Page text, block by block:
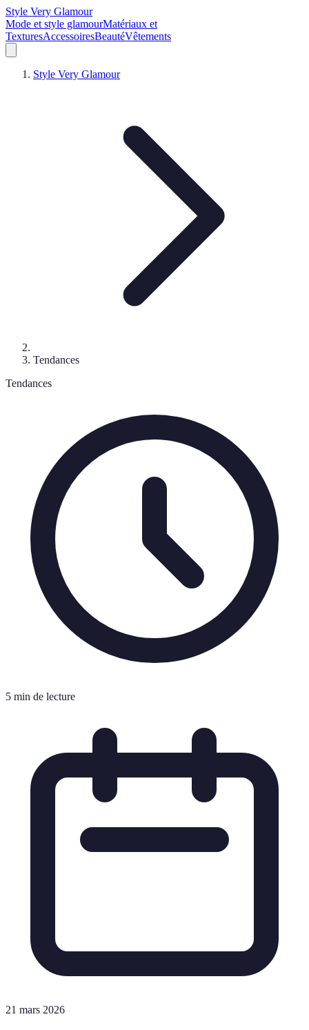
Style Very Glamour
Mode et style glamourMatériaux et
TexturesAccessoiresBeautéVêtements
Style Very Glamour
Tendances
Tendances
5 min de lecture
21 mars 2026